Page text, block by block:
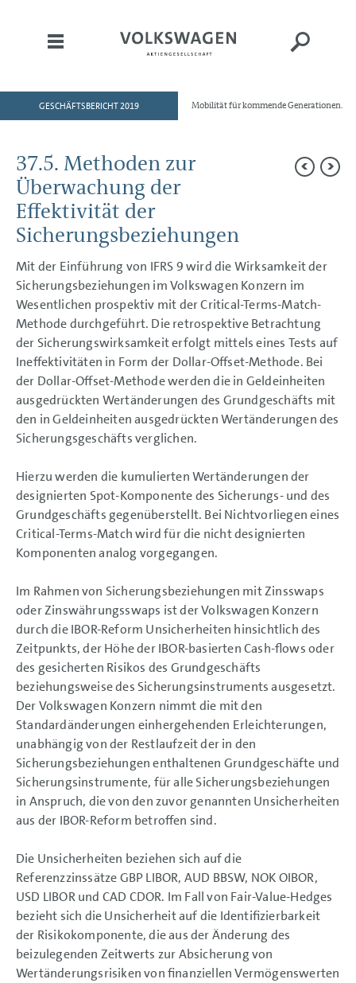
HOME
KONZERNBEREICHE
KONZERNLAGEBERICHT
KONZERNABSCHLUSS
ANHANG
Allgemeine Angaben
Bilanzierungs- und
Bewertungsgrundsätze
Segmentberichterstattung
Erläuterungen GuV
Erläuterungen Bilanz
Sonstige Erläuterungen
Kapitalflussrechnung
Finanzrisikomanagement
Sicherungsrichtlinien
und Grundsätze
Kredit- und Ausfallrisiko
Überwachung der
Effektivität
Kapitalmanagement
Eventualverbindlichkeiten
Rechtsstreitigkeiten
Sonstige finanzielle
Verpflichtungen
Mitarbeiter
Ereignisse nach dem
Leistungen auf Basis von
Performance Shares und
virtuellen Aktien
(aktienbasierte Vergütung)
Geschäftsbeziehungen
Corporate Governance
Kodex
Bezüge
Bestätigungsvermerk
Mobilität für kommende Generationen.
GESCHÄFTSBERICHT 2019
37.5. Methoden zur
Überwachung der
Effektivität der
Sicherungsbeziehungen
Mit der Einführung von IFRS 9 wird die Wirksamkeit der
Sicherungsbeziehungen im Volkswagen Konzern im
Wesentlichen prospektiv mit der Critical-Terms-Match-
Methode durchgeführt. Die retrospektive Betrachtung
der Sicherungswirksamkeit erfolgt mittels eines Tests auf
Ineffektivitäten in Form der Dollar-Offset-Methode. Bei
der Dollar-Offset-Methode werden die in Geldeinheiten
ausgedrückten Wertänderungen des Grundgeschäfts mit
den in Geldeinheiten ausgedrückten Wertänderungen des
Sicherungsgeschäfts verglichen.
Hierzu werden die kumulierten Wertänderungen der
designierten Spot-Komponente des Sicherungs- und des
Grundgeschäfts gegenüberstellt. Bei Nichtvorliegen eines
Critical-Terms-Match wird für die nicht designierten
Komponenten analog vorgegangen.
Im Rahmen von Sicherungsbeziehungen mit Zinsswaps
oder Zinswährungsswaps ist der Volkswagen Konzern
durch die IBOR-Reform Unsicherheiten hinsichtlich des
Zeitpunkts, der Höhe der IBOR-basierten Cash-flows oder
des gesicherten Risikos des Grundgeschäfts
beziehungsweise des Sicherungsinstruments ausgesetzt.
Der Volkswagen Konzern nimmt die mit den
Standardänderungen einhergehenden Erleichterungen,
unabhängig von der Restlaufzeit der in den
Sicherungsbeziehungen enthaltenen Grundgeschäfte und
Sicherungsinstrumente, für alle Sicherungsbeziehungen
in Anspruch, die von den zuvor genannten Unsicherheiten
aus der IBOR-Reform betroffen sind.
Die Unsicherheiten beziehen sich auf die
Referenzzinssätze GBP LIBOR, AUD BBSW, NOK OIBOR,
USD LIBOR und CAD CDOR. Im Fall von Fair-Value-Hedges
bezieht sich die Unsicherheit auf die Identifizierbarkeit
der Risikokomponente, die aus der Änderung des
beizulegenden Zeitwerts zur Absicherung von
Wertänderungsrisiken von finanziellen Vermögenswerten